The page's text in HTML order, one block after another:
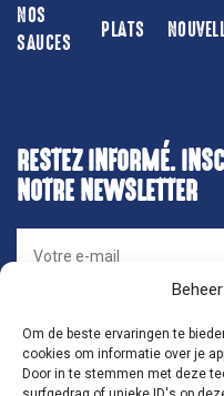
Om de beste ervaringen te
cookies om informatie over je
Door in te stemmen met deze
NOS
SAUCES
PLATS
RESTEZ INFORMÉ.
NOTRE NEWSLETTER